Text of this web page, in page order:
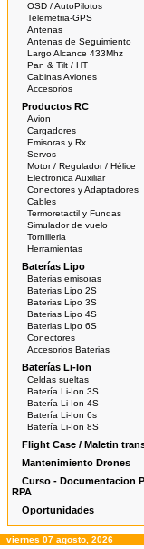
OSD / AutoPilotos
Telemetria-GPS
Antenas
Antenas de Seguimiento
Largo Alcance 433Mhz
Pan & Tilt / HT
Cabinas Aviones
Accesorios
Productos RC
Avion
Cargadores
Emisoras y Rx
Servos
Motor / Regulador / Hélice
Electronica Auxiliar
Conectores y Adaptadores
Cables
Termoretactil y Fundas
Simulador de vuelo
Tornilleria
Herramientas
Baterías Lipo
Baterias emisoras
Baterias Lipo 2S
Baterias Lipo 3S
Baterias Lipo 4S
Baterias Lipo 6S
Conectores
Accesorios Baterias
Baterías Li-Ion
Celdas sueltas
Batería Li-Ion 3S
Batería Li-Ion 4S
Batería Li-Ion 6s
Batería Li-Ion 8S
Flight Case / Maletin
Mantenimiento Drones
Curso - Documentacion
RPA
Oportunidades
viernes 07 agosto, 2026